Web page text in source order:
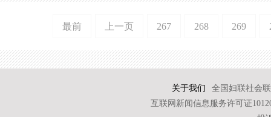
最前 上一页 267 268 269
关于我们
全国妇联社会
互联网新闻信息服务许可证